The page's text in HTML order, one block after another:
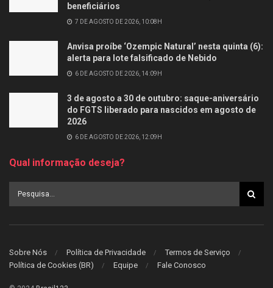
beneficiários
7 DE AGOSTO DE 2026, 10:08H
Anvisa proíbe ‘Ozempic Natural’ nesta quinta (6):
alerta para lote falsificado de Nebido
6 DE AGOSTO DE 2026, 14:09H
3 de agosto a 30 de outubro: saque-aniversário
do FGTS liberado para nascidos em agosto de
2026
6 DE AGOSTO DE 2026, 12:09H
Qual informação deseja?
Sobre Nós Política de Privacidade
Termos de Serviço
Política de Cookies (BR)
Equipe Fale Conosco